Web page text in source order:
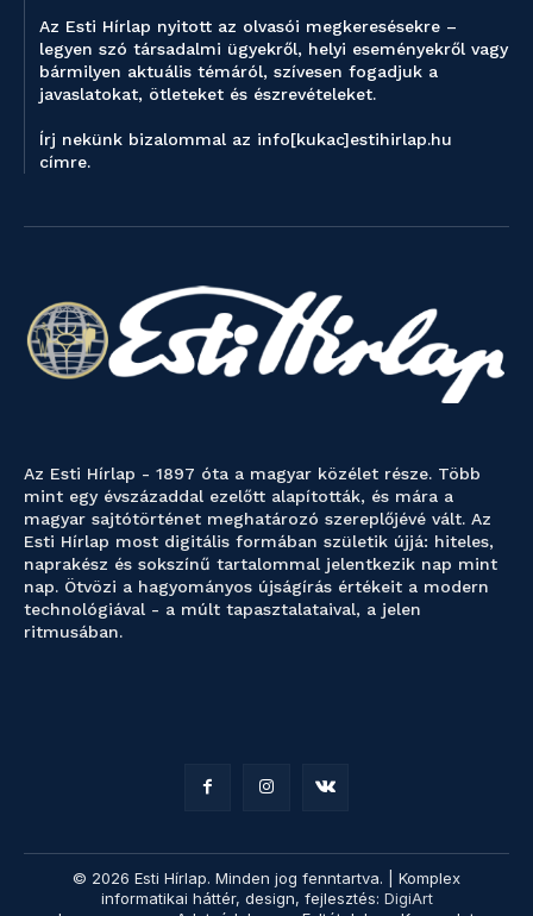
Az Esti Hírlap nyitott az olvasói megkeresésekre –
legyen szó társadalmi ügyekről, helyi eseményekről vagy
bármilyen aktuális témáról, szívesen fogadjuk a
javaslatokat, ötleteket és észrevételeket.
Írj nekünk bizalommal az info[kukac]estihirlap.hu
címre.
Az Esti Hírlap - 1897 óta a magyar közélet része. Több
mint egy évszázaddal ezelőtt alapították, és mára a
magyar sajtótörténet meghatározó szereplőjévé vált. Az
Esti Hírlap most digitális formában születik újjá: hiteles,
naprakész és sokszínű tartalommal jelentkezik nap mint
nap. Ötvözi a hagyományos újságírás értékeit a modern
technológiával - a múlt tapasztalataival, a jelen
ritmusában.
© 2026 Esti Hírlap. Minden jog fenntartva. | Komplex
informatikai háttér, design, fejlesztés: DigiArt